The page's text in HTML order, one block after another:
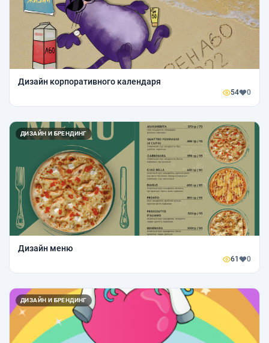
Дизайн корпоративного календаря
54 0
ДИЗАЙН И БРЕНДИНГ
Дизайн меню
61 0
ДИЗАЙН И БРЕНДИНГ